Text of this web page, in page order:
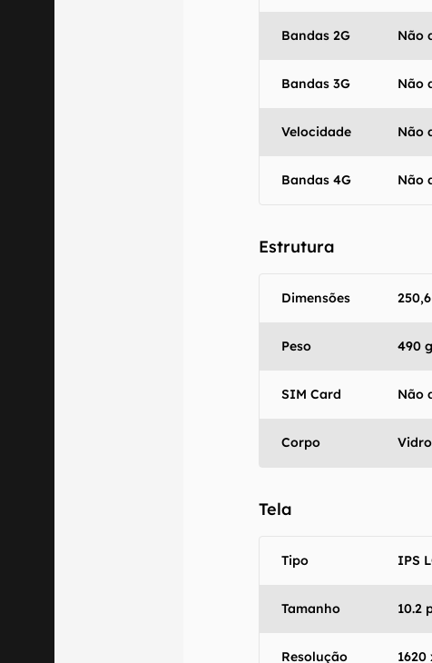
Bandas 2G Não
Bandas 3G Não
Velocidade Não
Bandas 4G Não
Estrutura
Dimensões
Peso 490
SIM Card Não
Corpo
Tela
Tipo IPS
Tamanho 10.2
Resolução 1620
O Canaltech
especificações e
recomendamos
fornecidas "como